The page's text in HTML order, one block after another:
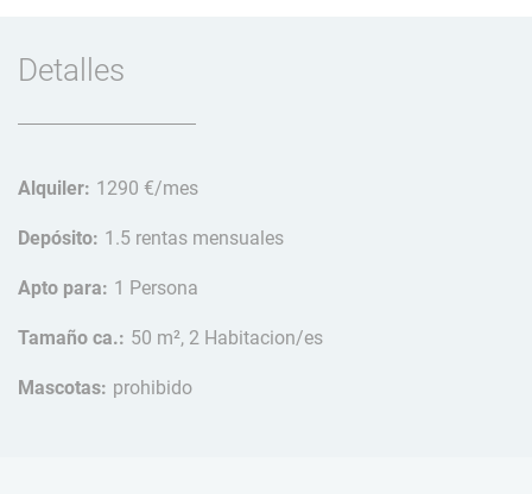
Detalles
Alquiler: 1290 €/mes
Depósito: 1.5 rentas mensuales
Apto para: 1 Persona
Tamaño ca.: 50 m², 2 Habitacion/es
Mascotas: prohibido